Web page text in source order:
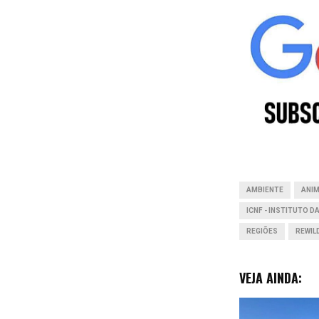
c
b
o
AMBIENTE
ICNF - INSTITUTO
REGIÕES
VEJA AINDA: